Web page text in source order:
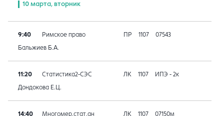
10 марта, вторник
9:40 Римское право ПР 1107 07543
Бальжиев Б.А.
11:20 Статистика2-СЭС ЛК 1107 ИПЭ - 2к
Дондокова Е.Ц.
14:40 Многомер.стат.ан ЛК 1107 07150м